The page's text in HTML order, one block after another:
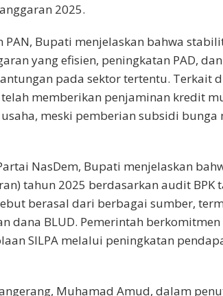
2025.
PAN, Bupati menjelaskan bahwa
yang efisien, peningkatan PAD,
pada sektor tertentu. Terkait
memberikan penjaminan kredit
meski pemberian subsidi
NasDem, Bupati menjelaskan
tahun 2025 berdasarkan audit BPK
berasal dari berbagai sumber,
dana BLUD. Pemerintah
SILPA melalui peningkatan
Muhamad Amud, dalam